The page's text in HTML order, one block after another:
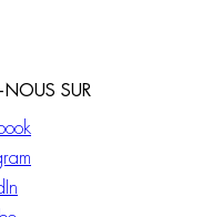
NOUS SUR